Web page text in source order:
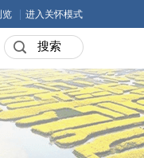
览 进入关怀模式